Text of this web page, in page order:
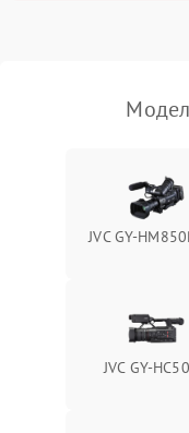
JVC GY-
JVC GY-